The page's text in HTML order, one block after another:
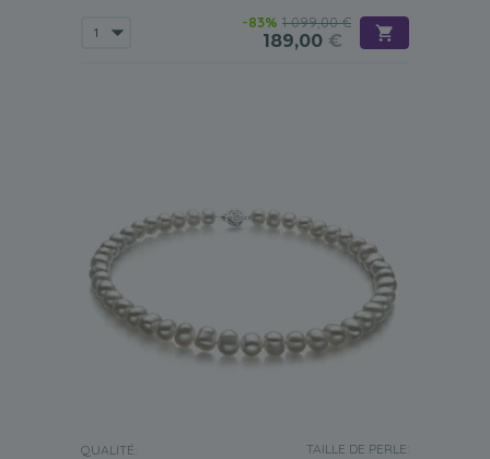
-83% 1 099,00 €
189,00 €
QUALITÉ: TAILLE DE PERLE: